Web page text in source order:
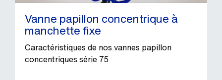
Vanne papillon concentrique à
manchette fixe
Caractéristiques de nos vannes papillon
concentriques série 75